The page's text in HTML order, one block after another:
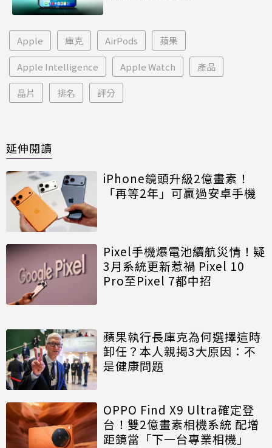
Apple 庫克 AirPods 蘋果
Apple Intelligence Apple Watch 產品
晶片 排名 評分
延伸閱讀
iPhone鏡頭升級2億畫素！
「再等2年」可贏過安卓手機
Pixel手機爆電池續航災情！疑
3月系統更新惹禍 Pixel 10
Pro至Pixel 7都中招
蘋果執行長庫克為何選擇這時
卸任？本人親揭3大原因：不
是健康問題
OPPO Find X9 Ultra確定登
台！雙2億畫素相機系統 配增
距鏡當「下一台專業相機」